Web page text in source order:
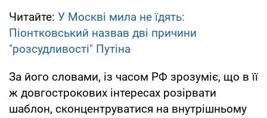
Читайте: У Москві мила не їдять:
Піонтковський назвав дві причини
"розсудливості" Путіна
За його словами, із часом РФ зрозуміє, що в її
ж довгострокових інтересах розірвати
шаблон, сконцентруватися на внутрішньому